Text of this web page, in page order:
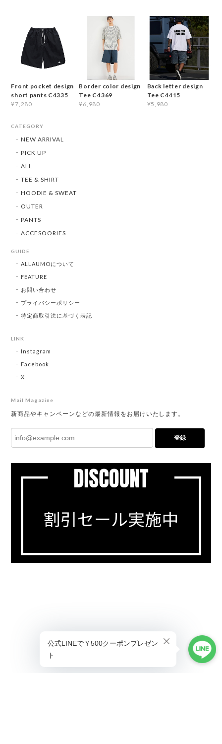
Front pocket design
short pants C4335
¥7,280
Border color design
Tee C4369
¥6,980
Back letter design
Tee C4415
¥5,980
CATEGORY
NEW ARRIVAL
PICK UP
ALL
TEE & SHIRT
HOODIE & SWEAT
OUTER
PANTS
ACCESOORIES
GUIDE
ALLAUMOについて
FEATURE
お問い合わせ
プライバシーポリシー
特定商取引法に基づく表記
LINK
Instagram
Facebook
X
Mail Magazine
新商品やキャンペーンなどの最新情報をお届けいたします。
登録